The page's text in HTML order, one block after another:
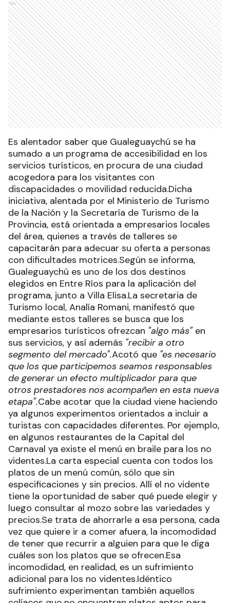
Ads
Es alentador saber que Gualeguaychú se ha
sumado a un programa de accesibilidad en los
servicios turísticos, en procura de una ciudad
acogedora para los visitantes con
discapacidades o movilidad reducida.Dicha
iniciativa, alentada por el Ministerio de Turismo
de la Nación y la Secretaría de Turismo de la
Provincia, está orientada a empresarios locales
del área, quienes a través de talleres se
capacitarán para adecuar su oferta a personas
con dificultades motrices.Según se informa,
Gualeguaychú es uno de los dos destinos
elegidos en Entre Ríos para la aplicación del
programa, junto a Villa Elisa.La secretaria de
Turismo local, Analía Romani, manifestó que
mediante estos talleres se busca que los
empresarios turísticos ofrezcan "algo más"en
sus servicios, y así además "recibir a otro
segmento del mercado".Acotó que "es necesario
que los que participemos seamos responsables
de generar un efecto multiplicador para que
otros prestadores nos acompañen en esta nueva
etapa".Cabe acotar que la ciudad viene haciendo
ya algunos experimentos orientados a incluir a
turistas con capacidades diferentes. Por ejemplo,
en algunos restaurantes de la Capital del
Carnaval ya existe el menú en braile para los no
videntes.La carta especial cuenta con todos los
platos de un menú común, sólo que sin
especificaciones y sin precios. Allí el no vidente
tiene la oportunidad de saber qué puede elegir y
luego consultar al mozo sobre las variedades y
precios.Se trata de ahorrarle a esa persona, cada
vez que quiere ir a comer afuera, la incomodidad
de tener que recurrir a alguien para que le diga
cuáles son los platos que se ofrecen.Esa
incomodidad, en realidad, es un sufrimiento
adicional para los no videntes.Idéntico
sufrimiento experimentan también aquellos